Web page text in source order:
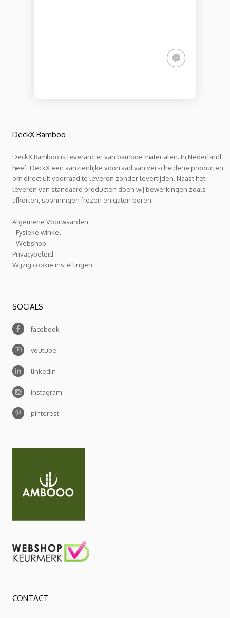
DeckX Bamboo
DeckX Bamboo is leverancier van bamboe materialen. In Nederland
heeft DeckX een aanzienlijke voorraad van verscheidene producten
om direct uit voorraad te leveren zonder levertijden. Naast het
leveren van standaard producten doen wij bewerkingen zoals
afkorten, sponningen frezen en gaten boren.
Algemene Voorwaarden:
- Fysieke winkel
- Webshop
Privacybeleid
Wijzig cookie instellingen
SOCIALS
facebook
youtube
linkedin
instagram
pinterest
CONTACT